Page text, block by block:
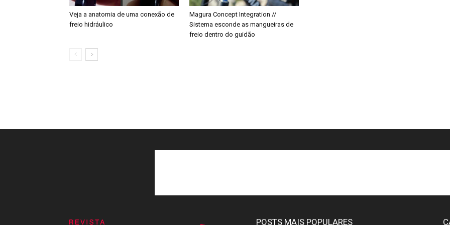
Veja a anatomia de uma conexão de
freio hidráulico
Magura Concept Integration //
Sistema esconde as mangueiras de
freio dentro do guidão
POSTS MAIS POPULARES